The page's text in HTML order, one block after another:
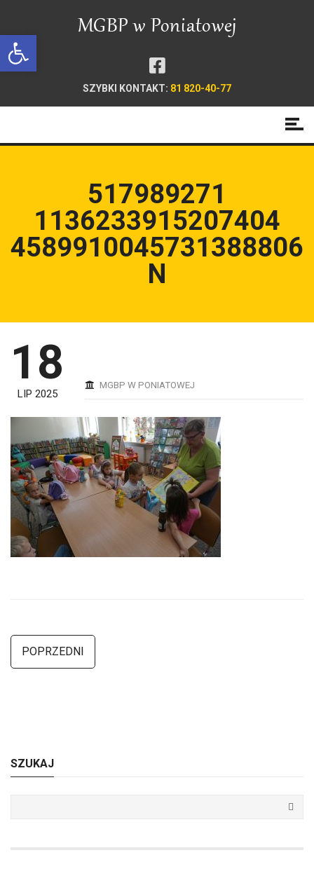
Open toolbar
SZYBKI KONTAKT: 81 820-40-77
517989271
1136233915207404
4589910045731388806
N
18
LIP 2025
MGBP W PONIATOWEJ
POPRZEDNI
SZUKAJ